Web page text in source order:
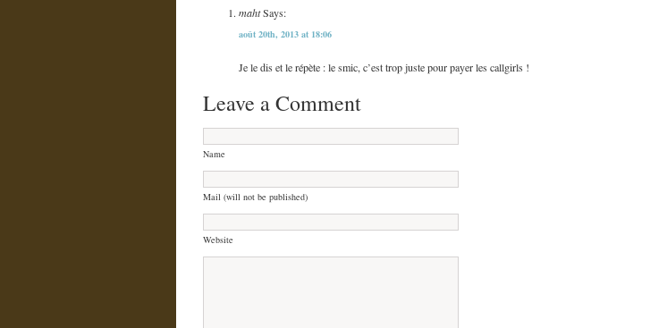
mahtSays:
août 20th, 2013 at 18:06
Je le dis et le répète : le smic, c’est trop juste pour payer les callgirls !
Leave a Comment
Name
Mail (will not be published)
Website